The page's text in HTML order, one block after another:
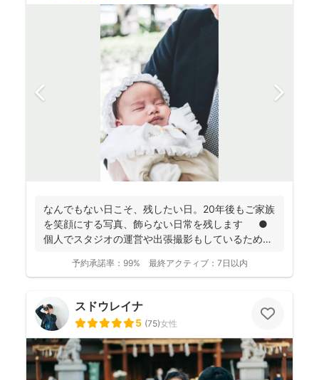
なんでもない日こそ、残したい日。20年後もご家族
を笑顔にする写真、飾らない日常を残します ●
個人でスタジオの運営や出張撮影もしているため、
予約承諾率： 99% 最終アクティブ： 7日以内
スドウレイナ
5 (75)女性